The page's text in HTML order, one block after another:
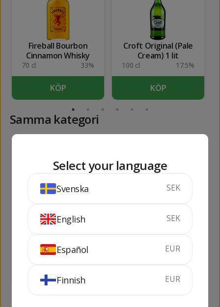
Fireball Bourbon
Cinnamon Whisky
70 cl 33%
KÖP
Croft Original (Pale
Cream) 1 lit
100 cl 17.5%
KÖP
Samma kategori
Vermouth Masana
16%
Vermouth Masana
Select your language
Svenska SEK
English SEK
Español EUR
Finnish EUR